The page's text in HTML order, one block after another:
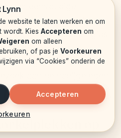
een eenvoudige
waar je na het snorkelen
het fijn om met een gids
ook snorkeltours naar
soms gecombineerd met
aan de nabijgelegen
Lynn
website te laten werken en om
wordt. Kies Accepteren om
om alleen
of pas je Voorkeuren
via “Cookies” onderin de
Accepteren